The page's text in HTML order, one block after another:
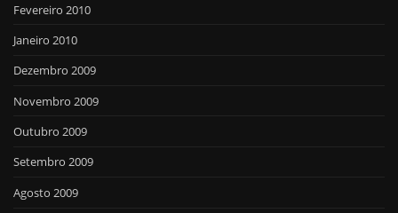
Fevereiro 2010
Janeiro 2010
Dezembro 2009
Novembro 2009
Outubro 2009
Setembro 2009
Agosto 2009